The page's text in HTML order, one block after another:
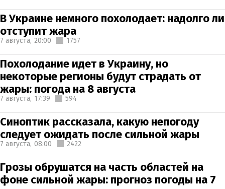
В Украине немного похолодает: надолго ли
отступит жара
7 августа, 20:00 1757
Похолодание идет в Украину, но
некоторые регионы будут страдать от
жары: погода на 8 августа
7 августа, 17:39 594
Синоптик рассказала, какую непогоду
следует ожидать после сильной жары
7 августа, 08:00 2422
Грозы обрушатся на часть областей на
фоне сильной жары: прогноз погоды на 7